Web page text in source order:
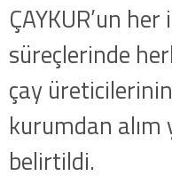
ÇAYKUR’un
süreçlerinde
çay
kurumdan alım
belirtildi.